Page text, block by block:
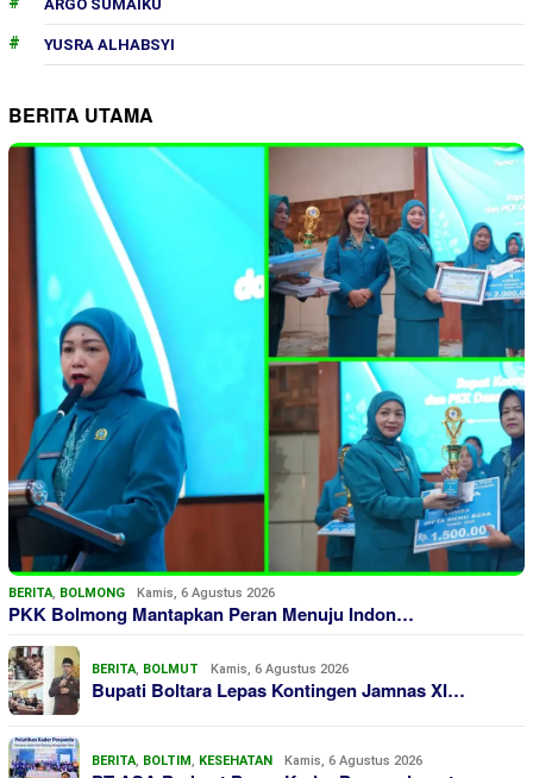
ARGO SUMAIKU
YUSRA ALHABSYI
BERITA UTAMA
BERITA, BOLMONG Kamis, 6 Agustus 2026
PKK Bolmong Mantapkan Peran Menuju Indon…
BERITA, BOLMUT Kamis, 6 Agustus 2026
Bupati Boltara Lepas Kontingen Jamnas XI…
BERITA, BOLTIM, KESEHATAN Kamis, 6 Agustus 2026